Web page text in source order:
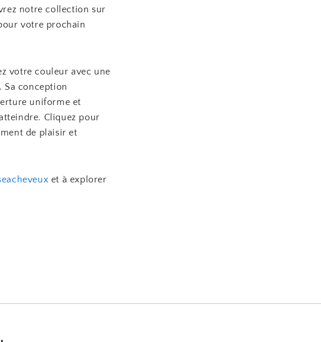
notre collection sur
votre prochain
votre couleur avec une
Sa conception
uniforme et
Cliquez pour
de plaisir et
et à explorer